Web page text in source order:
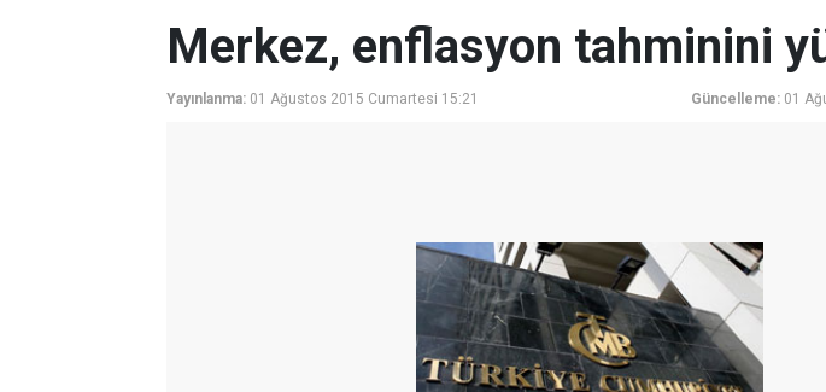
Merkez, enflasyon tahminini
Yayınlanma: 01 Ağustos 2015 Cumartesi 15:21 Güncelleme: 01